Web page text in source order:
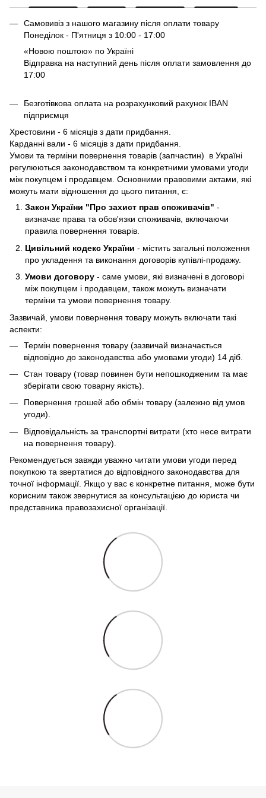
Самовивіз з нашого магазину після оплати товару
Понеділок - П'ятниця з 10:00 - 17:00
«Новою поштою» по Україні
Відправка на наступний день після оплати замовлення до
17:00
Безготівкова оплата на розрахунковий рахунок IBAN
підприємця
Хрестовини - 6 місяців з дати придбання.
Карданні вали - 6 місяців з дати придбання.
Умови та терміни повернення товарів (запчастин) в Україні
регулюються законодавством та конкретними умовами угоди
між покупцем і продавцем. Основними правовими актами, які
можуть мати відношення до цього питання, є:
Закон України "Про захист прав споживачів" -
визначає права та обов'язки споживачів, включаючи
правила повернення товарів.
Цивільний кодекс України - містить загальні положення
про укладення та виконання договорів купівлі-продажу.
Умови договору - саме умови, які визначені в договорі
між покупцем і продавцем, також можуть визначати
терміни та умови повернення товару.
Зазвичай, умови повернення товару можуть включати такі
аспекти:
Термін повернення товару (зазвичай визначається
відповідно до законодавства або умовами угоди) 14 діб.
Стан товару (товар повинен бути непошкодженим та має
зберігати свою товарну якість).
Повернення грошей або обмін товару (залежно від умов
угоди).
Відповідальність за транспортні витрати (хто несе витрати
на повернення товару).
Рекомендується завжди уважно читати умови угоди перед
покупкою та звертатися до відповідного законодавства для
точної інформації. Якщо у вас є конкретне питання, може бути
корисним також звернутися за консультацією до юриста чи
представника правозахисної організації.